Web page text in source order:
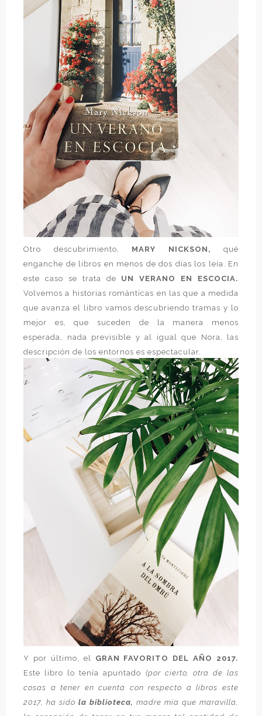
Otro descubrimiento, MARY NICKSON, qué
enganche de libros en menos de dos días los leía. En
este caso se trata de UN VERANO EN ESCOCIA.
Volvemos a historias románticas en las que a medida
que avanza el libro vamos descubriendo tramas y lo
mejor es, que suceden de la manera menos
esperada, nada previsible y al igual que Nora, las
descripción de los entornos es espectacular.
Y por último, el GRAN FAVORITO DEL AÑO 2017.
Este libro lo tenía apuntado (por cierto, otra de las
cosas a tener en cuenta con respecto a libros este
2017, ha sido la biblioteca, madre mía que maravilla,